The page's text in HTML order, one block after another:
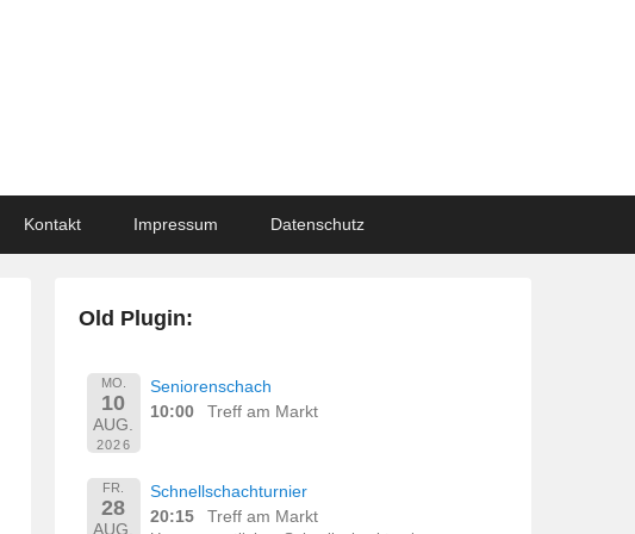
Kontakt Impressum Datenschutz
Old Plugin:
MO.
10
AUG.
2026
Seniorenschach
10:00
Treff am Markt
FR.
28
AUG.
Schnellschachturnier
20:15
Treff am Markt